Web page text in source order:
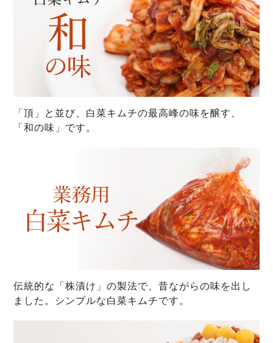
「頂」と並び、白菜キムチの最高峰の味を醸す、
「和の味」です。
伝統的な「株漬け」の製法で、昔ながらの味を出し
ました。シンプルな白菜キムチです。